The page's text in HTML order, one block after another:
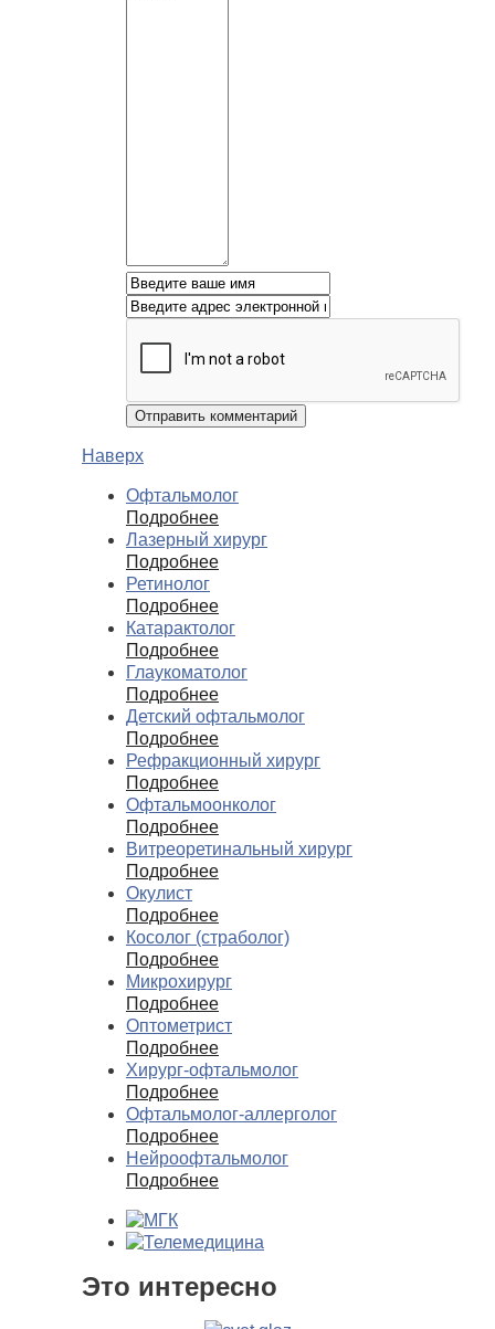
Наверх
Офтальмолог
Подробнее
Лазерный хирург
Подробнее
Ретинолог
Подробнее
Катарактолог
Подробнее
Глаукоматолог
Подробнее
Детский офтальмолог
Подробнее
Рефракционный хирург
Подробнее
Офтальмоонколог
Подробнее
Витреоретинальный хирург
Подробнее
Окулист
Подробнее
Косолог (страболог)
Подробнее
Микрохирург
Подробнее
Оптометрист
Подробнее
Хирург-офтальмолог
Подробнее
Офтальмолог-аллерголог
Подробнее
Нейроофтальмолог
Подробнее
Это интересно